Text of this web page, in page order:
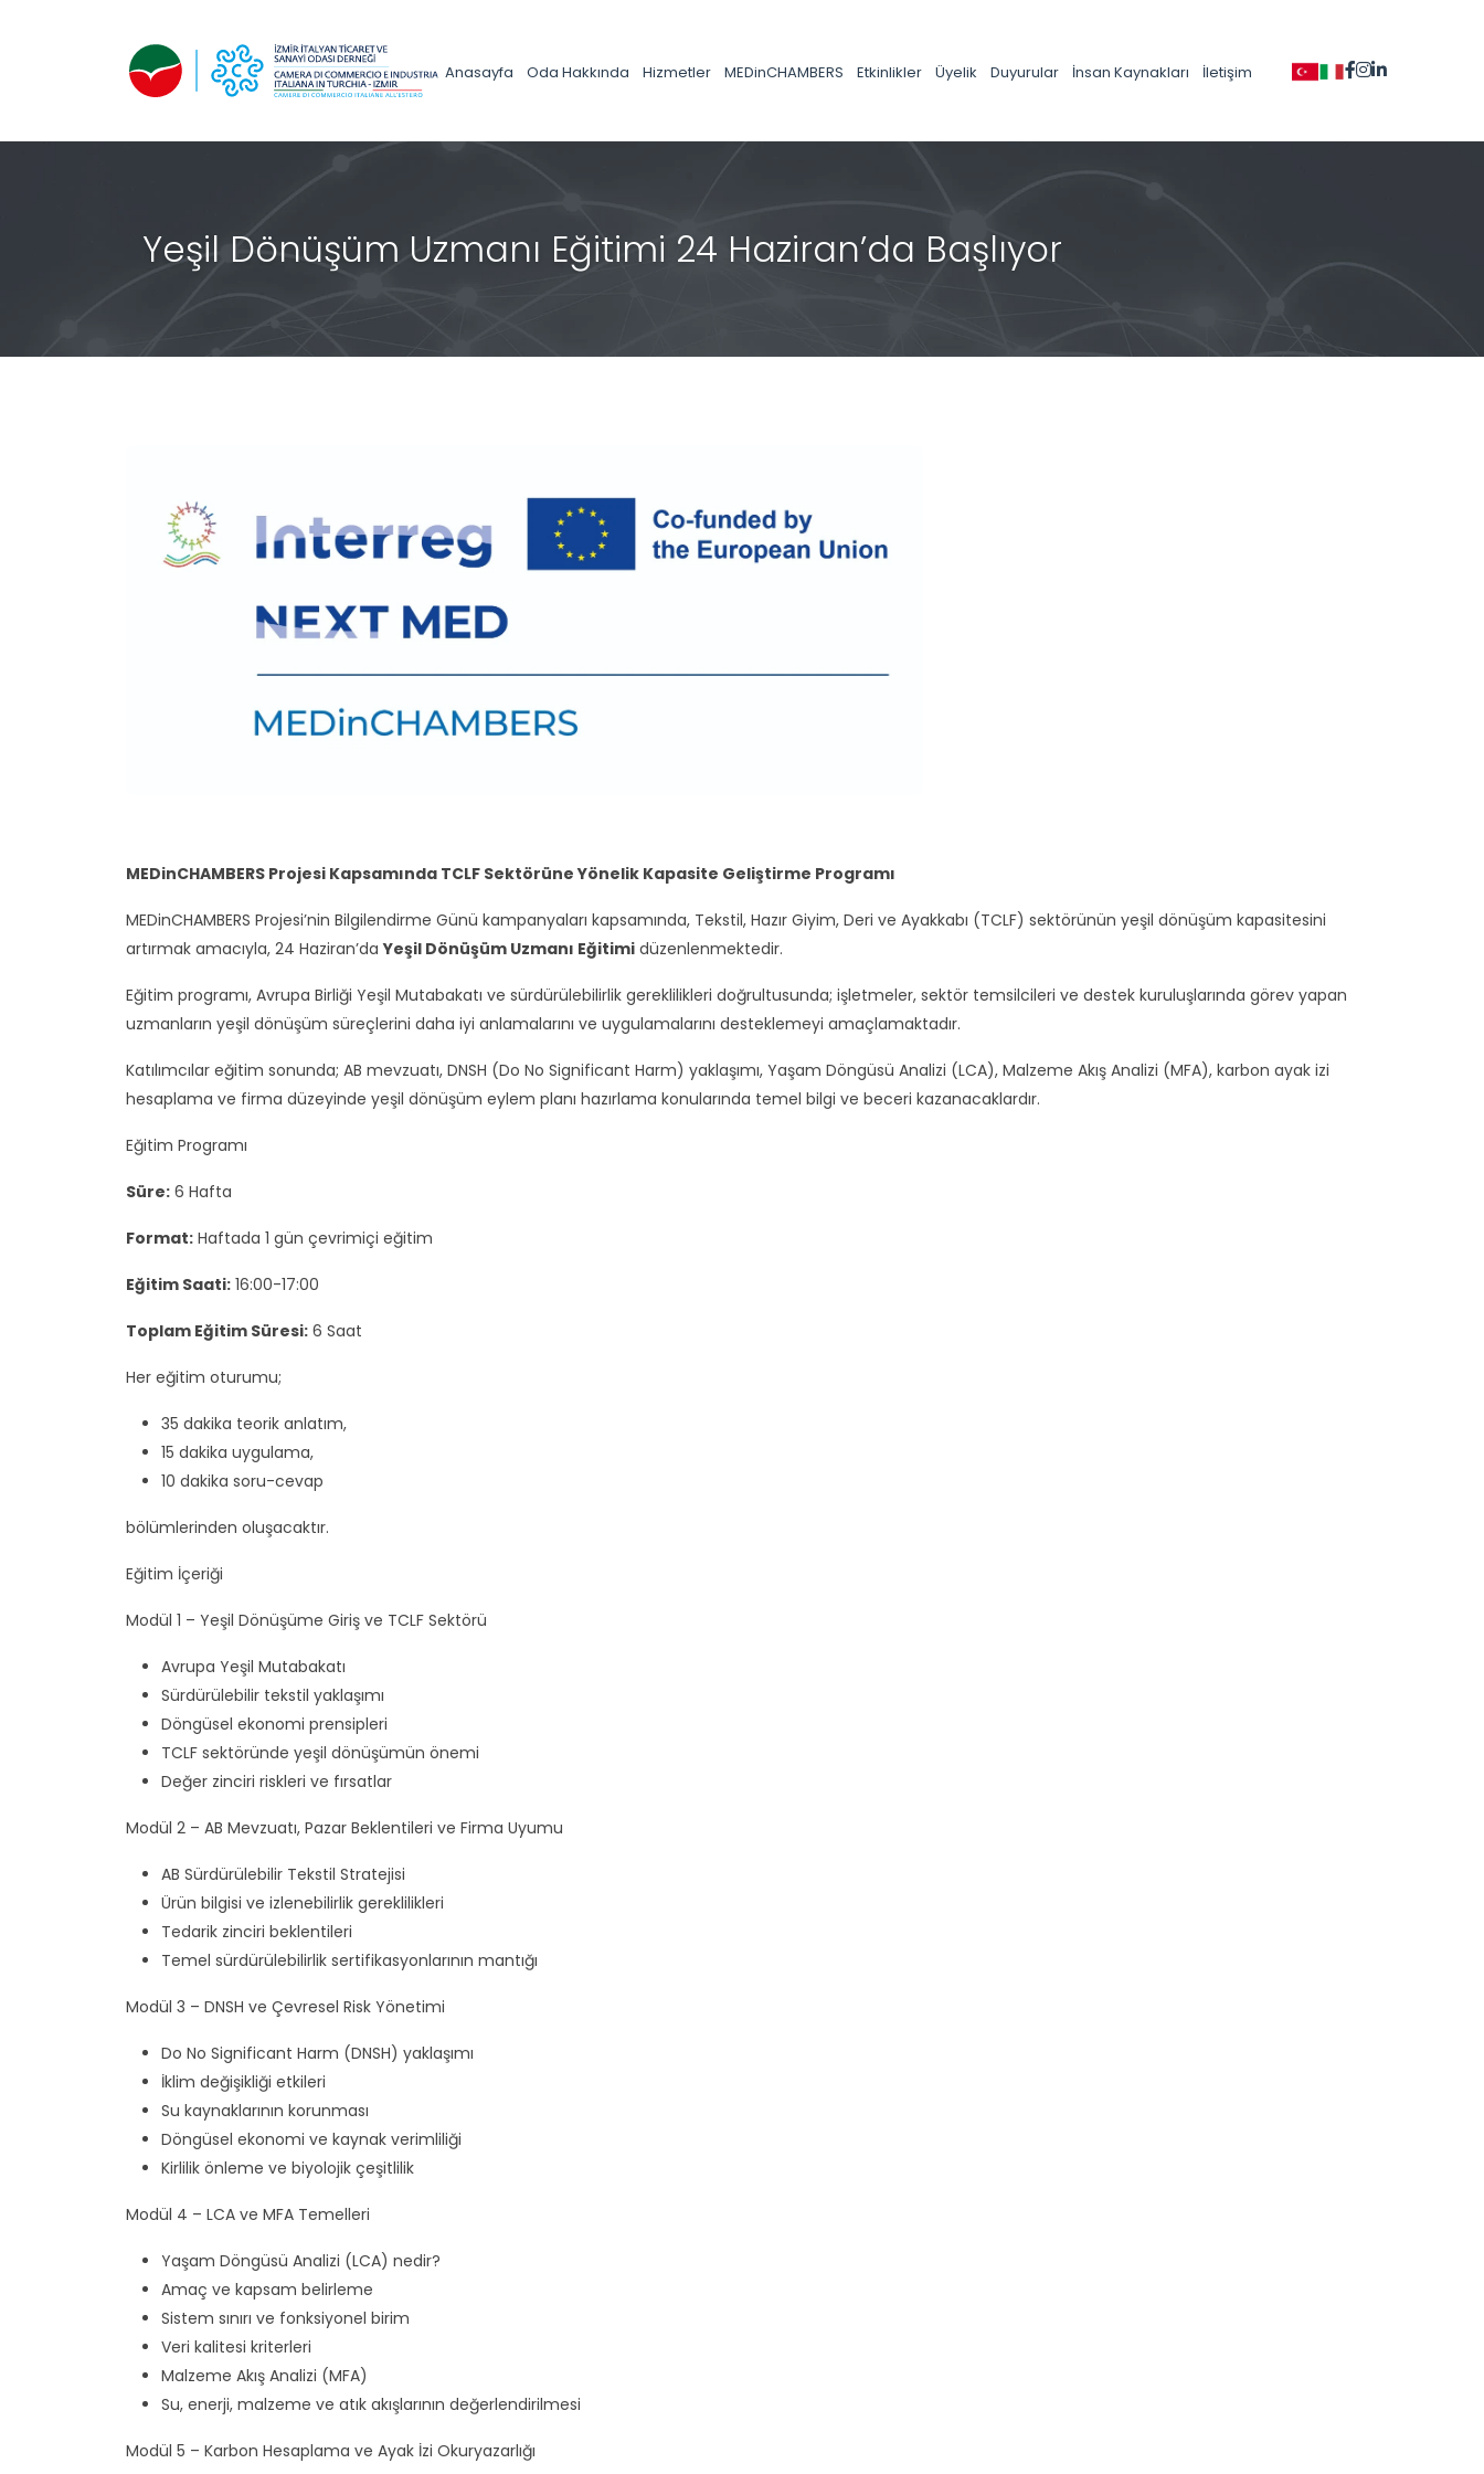
Anasayfa Oda Hakkında Hizmetler MEDinCHAMBERS Etkinlikler Üyelik Duyurular İnsan Kaynakları İletişim
Yeşil Dönüşüm Uzmanı Eğitimi 24 Haziran’da Başlıyor
MEDinCHAMBERS Projesi Kapsamında TCLF Sektörüne Yönelik Kapasite Geliştirme Programı
MEDinCHAMBERS Projesi’nin Bilgilendirme Günü kampanyaları kapsamında, Tekstil, Hazır Giyim, Deri ve Ayakkabı (TCLF) sektörünün yeşil dönüşüm kapasitesini
artırmak amacıyla, 24 Haziran’daYeşil Dönüşüm Uzmanı Eğitimi düzenlenmektedir.
Eğitim programı, Avrupa Birliği Yeşil Mutabakatı ve sürdürülebilirlik gereklilikleri doğrultusunda; işletmeler, sektör temsilcileri ve destek kuruluşlarında görev yapan
uzmanların yeşil dönüşüm süreçlerini daha iyi anlamalarını ve uygulamalarını desteklemeyi amaçlamaktadır.
Katılımcılar eğitim sonunda; AB mevzuatı, DNSH (Do No Significant Harm) yaklaşımı, Yaşam Döngüsü Analizi (LCA), Malzeme Akış Analizi (MFA), karbon ayak izi
hesaplama ve firma düzeyinde yeşil dönüşüm eylem planı hazırlama konularında temel bilgi ve beceri kazanacaklardır.
Eğitim Programı
Süre: 6 Hafta
Format: Haftada 1 gün çevrimiçi eğitim
Eğitim Saati: 16:00-17:00
Toplam Eğitim Süresi: 6 Saat
Her eğitim oturumu;
35 dakika teorik anlatım,
15 dakika uygulama,
10 dakika soru-cevap
bölümlerinden oluşacaktır.
Eğitim İçeriği
Modül 1 – Yeşil Dönüşüme Giriş ve TCLF Sektörü
Avrupa Yeşil Mutabakatı
Sürdürülebilir tekstil yaklaşımı
Döngüsel ekonomi prensipleri
TCLF sektöründe yeşil dönüşümün önemi
Değer zinciri riskleri ve fırsatlar
Modül 2 – AB Mevzuatı, Pazar Beklentileri ve Firma Uyumu
AB Sürdürülebilir Tekstil Stratejisi
Ürün bilgisi ve izlenebilirlik gereklilikleri
Tedarik zinciri beklentileri
Temel sürdürülebilirlik sertifikasyonlarının mantığı
Modül 3 – DNSH ve Çevresel Risk Yönetimi
Do No Significant Harm (DNSH) yaklaşımı
İklim değişikliği etkileri
Su kaynaklarının korunması
Döngüsel ekonomi ve kaynak verimliliği
Kirlilik önleme ve biyolojik çeşitlilik
Modül 4 – LCA ve MFA Temelleri
Yaşam Döngüsü Analizi (LCA) nedir?
Amaç ve kapsam belirleme
Sistem sınırı ve fonksiyonel birim
Veri kalitesi kriterleri
Malzeme Akış Analizi (MFA)
Su, enerji, malzeme ve atık akışlarının değerlendirilmesi
Modül 5 – Karbon Hesaplama ve Ayak İzi Okuryazarlığı